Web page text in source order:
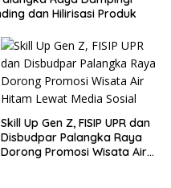
dan Hilirisasi Produk
Skill Up Gen Z, FISIP UPR dan
Disbudpar Palangka Raya
Dorong Promosi Wisata Air